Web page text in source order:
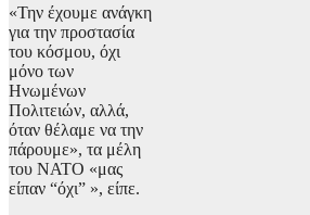
«Την έχουμε ανάγκη
για την προστασία
του κόσμου, όχι
μόνο των
Ηνωμένων
Πολιτειών, αλλά,
όταν θέλαμε να την
πάρουμε», τα μέλη
του ΝΑΤΟ «μας
είπαν “όχι” », είπε.